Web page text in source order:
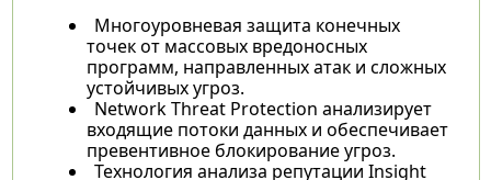
Многоуровневая защита конечных
точек от массовых вредоносных
программ, направленных атак и сложных
устойчивых угроз.
Network Threat Protection анализирует
входящие потоки данных и обеспечивает
превентивное блокирование угроз.
Технология анализа репутации Insight